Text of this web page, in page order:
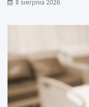
u
8 sierpnia 2026